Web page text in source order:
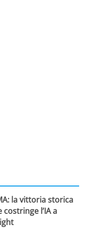
la vittoria storica
l’IA a